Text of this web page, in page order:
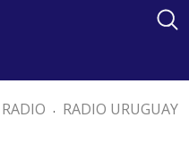
RADIO . RADIO URUGUAY